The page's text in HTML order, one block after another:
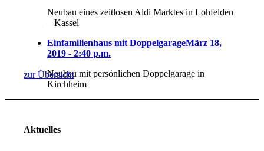
Neubau eines zeitlosen Aldi Marktes in Lohfelden
– Kassel
Einfamilienhaus mit DoppelgarageMärz 18,
2019 - 2:40 p.m.
Neubau mit persönlichen Doppelgarage in
Kirchheim
zur Übersicht
Aktuelles